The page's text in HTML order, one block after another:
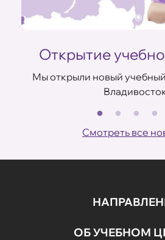
Открытие
Мы открыли новый
Смотреть все
ОБ УЧЕБНОМ